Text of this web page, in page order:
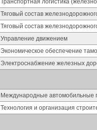
Транспортная логистика
Тяговый состав
Тяговый состав
Управление движением
Экономическое обеспечение
Электроснабжение железных
Международные автомобильные
Технология и организация